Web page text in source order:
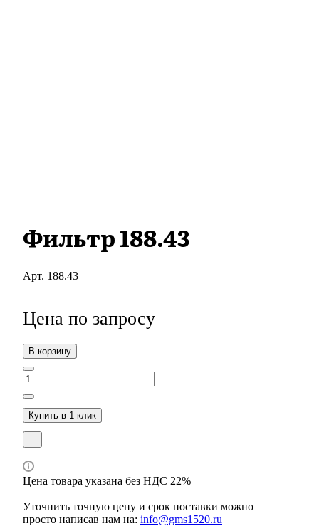
Фильтр 188.43
Арт. 188.43
Цена по запросу
В корзину
Купить в 1 клик
Цена товара указана без НДС 22%
Уточнить точную цену и срок поставки можно
просто написав нам на: info@gms1520.ru